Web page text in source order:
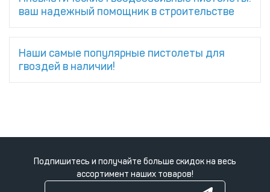
ваш надежный помощник в строительстве
Наши самые популярные пистолеты для
гвоздей в наличии!
Подпишитесь и получайте больше скидок на весь
ассортимент наших товаров!